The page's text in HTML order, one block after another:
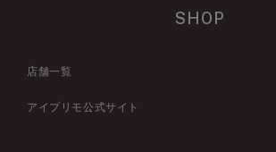
SHOP
店舗一覧
アイプリモ公式サイト